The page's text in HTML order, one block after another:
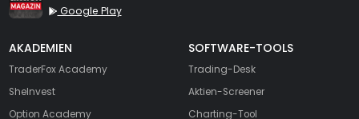
Google Play
AKADEMIEN
TraderFox Academy
SheInvest
Option Academy
SOFTWARE-TOOLS
Trading-Desk
Aktien-Screener
Charting-Tool